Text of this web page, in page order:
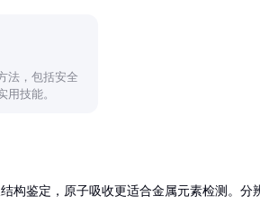
法，包括安全
技能。
构鉴定，原子吸收更适合金属元素检测。分